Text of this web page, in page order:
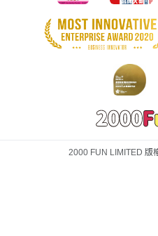
2000 FUN LIMITED 版